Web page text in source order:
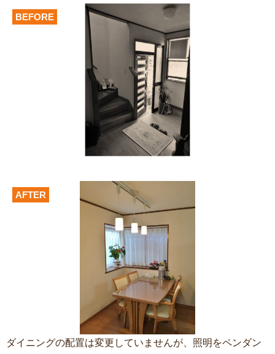
BEFORE
AFTER
ダイニングの配置は変更していませんが、照明をペンダン